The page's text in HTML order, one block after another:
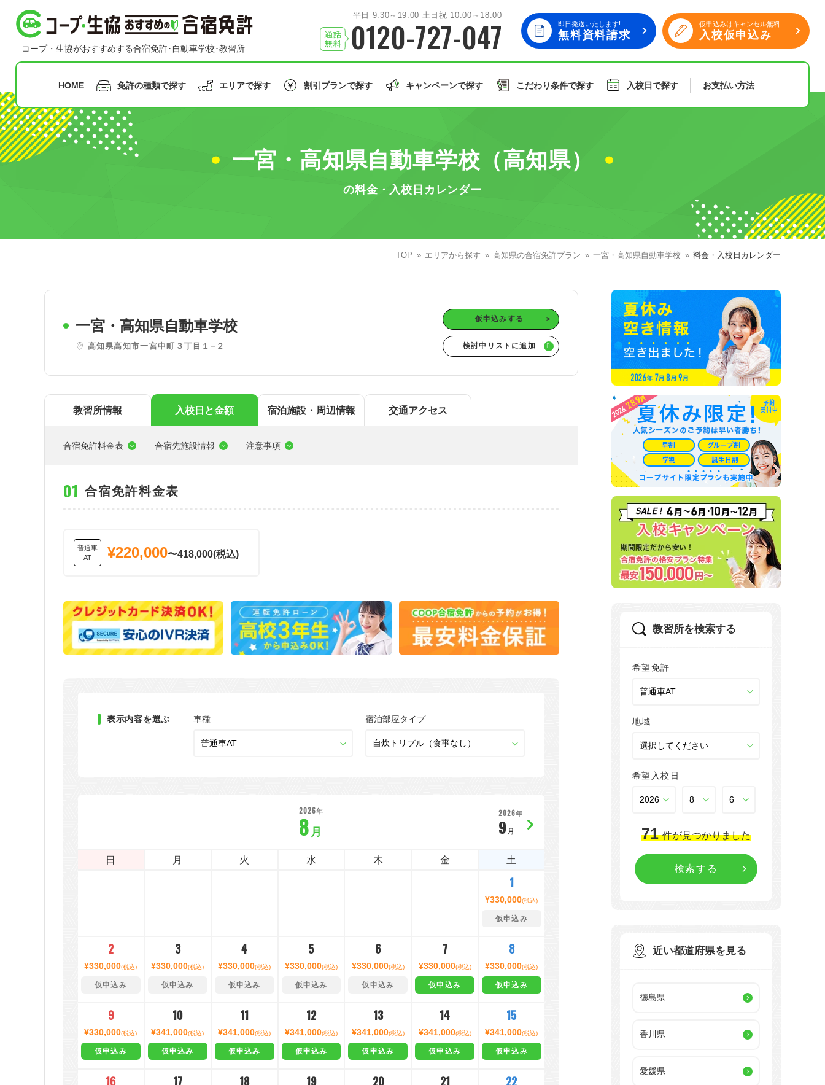
コープ・生協おすすめの合宿免許
コープ・生協がおすすめする合宿免許･自動車学校･教習所
平日 9:30～19:00 土日祝 10:00～18:00
0120-727-047 即日発送いたします!
無料資料請求
仮申込みはキャンセル無料
入校仮申込み
HOME 免許の種類で探す
大型二輪免許 同時教習
エリアで探す
北海道
東海
四国
関東エリア
東海/関西エリア
静岡 兵庫 和歌山
鳥取 島根 岡山 広島
高知
割引プランで探す キャンペーンで探す こだわり条件で探す 入校日で探す お支払い方法
一宮・高知県自動車学校（高知県）
の料金・入校日カレンダー
TOP エリアから探す 高知県の合宿免許プラン 一宮・高知県自動車学校 料金・入校日カレンダー
一宮・高知県自動車学校
高知県高知市一宮中町３丁目１−２
仮申込みする
教習所情報 入校日と金額 宿泊施設・周辺情報 交通アクセス
合宿免許料金表 合宿先施設情報 注意事項
合宿免許料金表
普通車
AT
¥220,000〜418,000(税込)
表示内容を選ぶ 車種 宿泊部屋タイプ
2026年
8 月
2026年
9 月
日 月 火 水 木 金 土
1
¥330,000(税込)
仮申込み
2
¥330,000(税込)
仮申込み
3
¥330,000(税込)
仮申込み
4
¥330,000(税込)
仮申込み
5
¥330,000(税込)
仮申込み
6
¥330,000(税込)
仮申込み
7
¥330,000(税込)
仮申込み
8
¥330,000(税込)
仮申込み
9
¥330,000(税込)
仮申込み
10
¥341,000(税込)
仮申込み
11
¥341,000(税込)
仮申込み
12
¥341,000(税込)
仮申込み
13
¥341,000(税込)
仮申込み
14
¥341,000(税込)
仮申込み
15
¥341,000(税込)
仮申込み
16 17 18 19 20 21 22
教習所を検索する
希望免許
地域
希望入校日
71 件が見つかりました
近い都道府県を見る
徳島県
香川県
愛媛県